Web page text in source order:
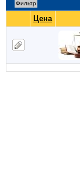
Цена